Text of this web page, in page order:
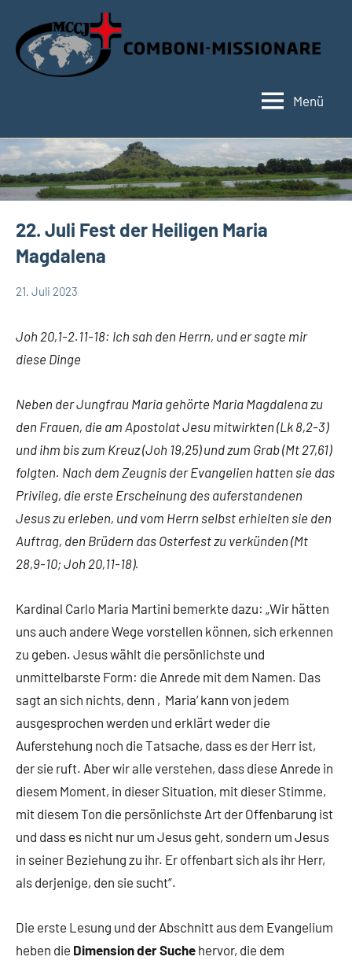
Inhalt
springen
Menü
22. Juli Fest der Heiligen Maria
Magdalena
21. Juli 2023
Joh 20,1-2.11-18: Ich sah den Herrn, und er sagte mir
diese Dinge
Neben der Jungfrau Maria gehörte Maria Magdalena zu
den Frauen, die am Apostolat Jesu mitwirkten (Lk 8,2-3)
und ihm bis zum Kreuz (Joh 19,25) und zum Grab (Mt 27,61)
folgten. Nach dem Zeugnis der Evangelien hatten sie das
Privileg, die erste Erscheinung des auferstandenen
Jesus zu erleben, und vom Herrn selbst erhielten sie den
Auftrag, den Brüdern das Osterfest zu verkünden (Mt
28,9-10; Joh 20,11-18).
Kardinal Carlo Maria Martini bemerkte dazu: „Wir hätten
uns auch andere Wege vorstellen können, sich erkennen
zu geben. Jesus wählt die persönlichste und
unmittelbarste Form: die Anrede mit dem Namen. Das
sagt an sich nichts, denn ‚Maria‘ kann von jedem
ausgesprochen werden und erklärt weder die
Auferstehung noch die Tatsache, dass es der Herr ist,
der sie ruft. Aber wir alle verstehen, dass diese Anrede in
diesem Moment, in dieser Situation, mit dieser Stimme,
mit diesem Ton die persönlichste Art der Offenbarung ist
und dass es nicht nur um Jesus geht, sondern um Jesus
in seiner Beziehung zu ihr. Er offenbart sich als ihr Herr,
als derjenige, den sie sucht“.
Die erste Lesung und der Abschnitt aus dem Evangelium
heben die Dimension der Suche hervor, die dem